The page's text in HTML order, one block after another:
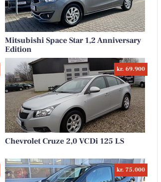
Mitsubishi Space Star 1,2 Anniversary
Edition
kr. 69.900
Chevrolet Cruze 2,0 VCDi 125 LS
kr. 75.000